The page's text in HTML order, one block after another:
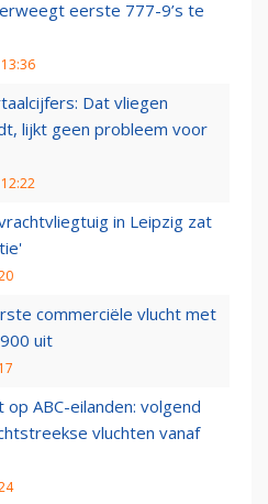
eerste 777-9’s te
Dat vliegen
lijkt geen probleem voor
in Leipzig zat
commerciële vlucht met
uit
ABC-eilanden: volgend
vluchten vanaf